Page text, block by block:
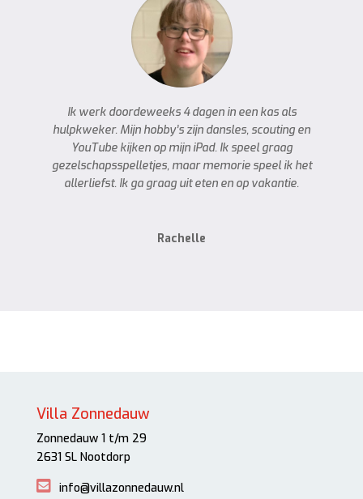
Ik werk doordeweeks 4 dagen in een kas als
hulpkweker. Mijn hobby’s zijn dansles, scouting en
YouTube kijken op mijn iPad. Ik speel graag
gezelschapsspelletjes, maar memorie speel ik het
allerliefst. Ik ga graag uit eten en op vakantie.
Rachelle
Villa Zonnedauw
Zonnedauw 1 t/m 29
2631 SL Nootdorp
info@villazonnedauw.nl